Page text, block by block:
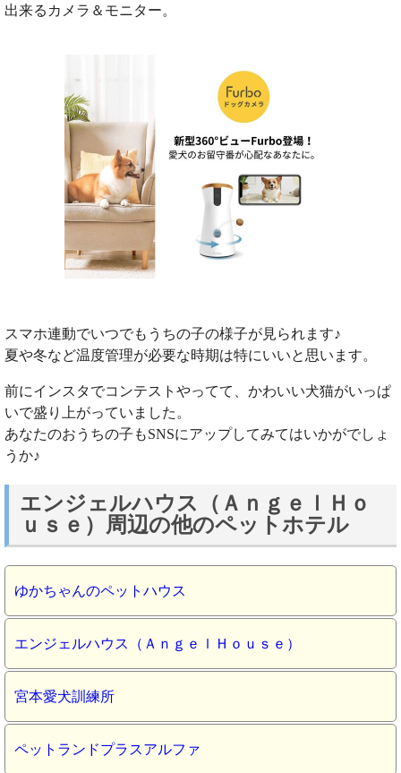
出来るカメラ＆モニター。
スマホ連動でいつでもうちの子の様子が見られます♪
夏や冬など温度管理が必要な時期は特にいいと思います。
前にインスタでコンテストやってて、かわいい犬猫がいっぱ
いで盛り上がっていました。
あなたのおうちの子もSNSにアップしてみてはいかがでしょ
うか♪
エンジェルハウス（ＡｎｇｅｌＨｏ
ｕｓｅ）周辺の他のペットホテル
ゆかちゃんのペットハウス
エンジェルハウス（ＡｎｇｅｌＨｏｕｓｅ）
宮本愛犬訓練所
ペットランドプラスアルファ